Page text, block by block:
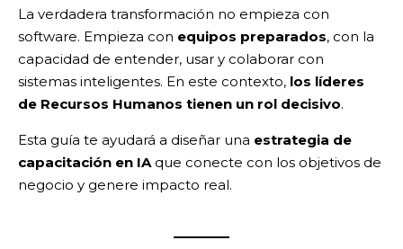
La verdadera transformación no empieza con
software. Empieza con equipos preparados, con la
capacidad de entender, usar y colaborar con
sistemas inteligentes. En este contexto, los líderes
de Recursos Humanos tienen un rol decisivo.
Esta guía te ayudará a diseñar una estrategia de
capacitación en IAque conecte con los objetivos de
negocio y genere impacto real.